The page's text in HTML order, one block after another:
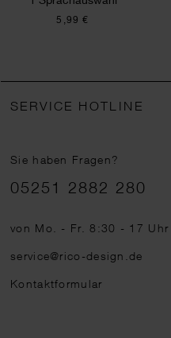
5,99 €
SERVICE HOTLINE
Sie haben Fragen?
Telefonnummer
05251 2882 280
von Mo. - Fr. 8:30 - 17 Uhr
service@rico-design.de
Kontaktformular